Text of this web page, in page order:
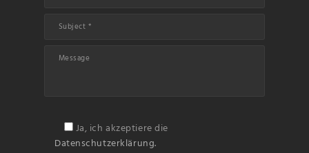
Ja, ich akzeptiere die
Datenschutzerklärung.